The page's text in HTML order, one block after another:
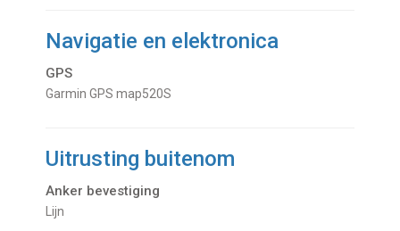
Navigatie en elektronica
GPS
Garmin GPS map520S
Uitrusting buitenom
Anker bevestiging
Lijn